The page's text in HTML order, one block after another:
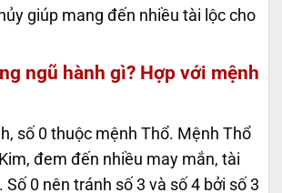
giúp mang đến nhiều tài lộc cho
ngũ hành gì? Hợp với mệnh
số 0 thuộc mệnh Thổ. Mệnh Thổ
đem đến nhiều may mắn, tài
Số 0 nên tránh số 3 và số 4 bởi số 3